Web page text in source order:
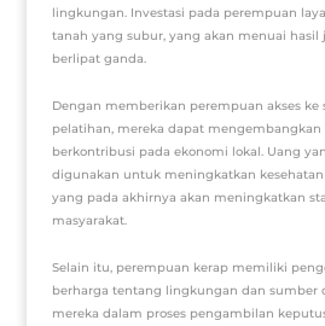
lingkungan. Investasi pada perempuan
tanah yang subur, yang akan menuai hasil
berlipat ganda.
Dengan memberikan perempuan akses ke
pelatihan, mereka dapat mengembangkan
berkontribusi pada ekonomi lokal. Uang
digunakan untuk meningkatkan
yang pada akhirnya akan meningkatkan
masyarakat.
Selain itu, perempuan kerap memiliki
berharga tentang lingkungan dan sumber
mereka dalam proses pengambilan